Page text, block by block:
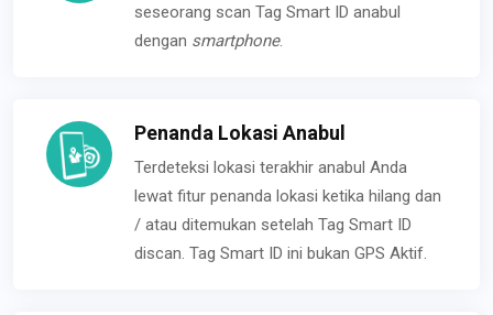
seseorang scan Tag Smart ID anabul
dengan smartphone.
Penanda Lokasi Anabul
Terdeteksi lokasi terakhir anabul Anda
lewat fitur penanda lokasi ketika hilang dan
/ atau ditemukan setelah Tag Smart ID
discan. Tag Smart ID ini bukan GPS Aktif.